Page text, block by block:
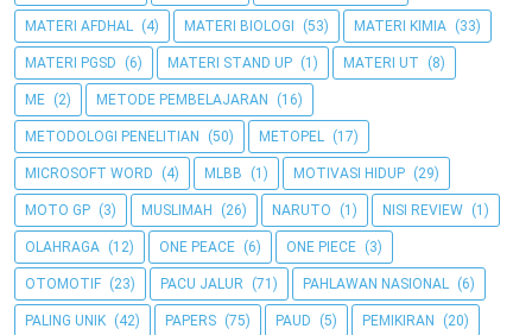
MATERI AFDHAL (4) MATERI BIOLOGI (53) MATERI KIMIA (33)
MATERI PGSD (6) MATERI STAND UP (1) MATERI UT (8)
ME (2) METODE PEMBELAJARAN (16)
METODOLOGI PENELITIAN (50) METOPEL (17)
MICROSOFT WORD (4) MLBB (1) MOTIVASI HIDUP (29)
MOTO GP (3) MUSLIMAH (26) NARUTO (1) NISI REVIEW (1)
OLAHRAGA (12) ONE PEACE (6) ONE PIECE (3)
OTOMOTIF (23) PACU JALUR (71) PAHLAWAN NASIONAL (6)
PALING UNIK (42) PAPERS (75) PAUD (5) PEMIKIRAN (20)